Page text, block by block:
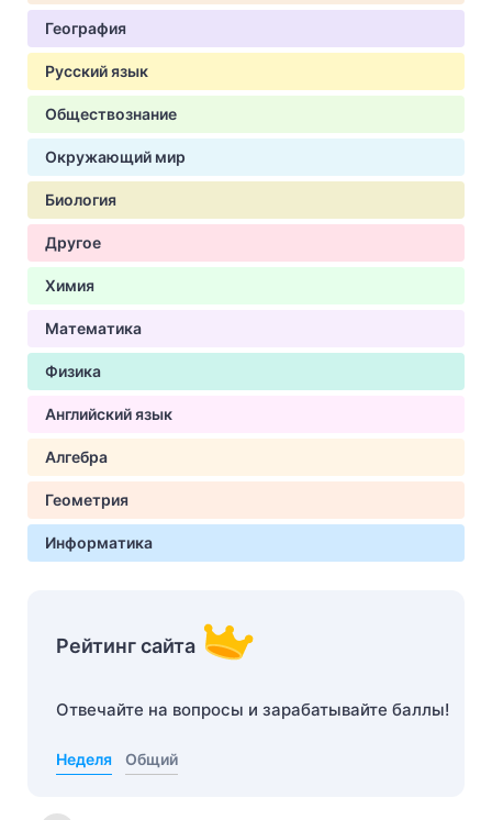
География
Русский язык
Обществознание
Окружающий мир
Биология
Другое
Химия
Математика
Физика
Английский язык
Алгебра
Геометрия
Информатика
Рейтинг сайта
Отвечайте на вопросы и зарабатывайте баллы!
Неделя Общий